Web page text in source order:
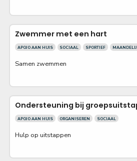
Zwemmer met een hart
APOJO AAN HUIS SOCIAAL SPORTIEF
Samen zwemmen
Ondersteuning bij
APOJO AAN HUIS ORGANISEREN SOCIAAL
Hulp op uitstappen